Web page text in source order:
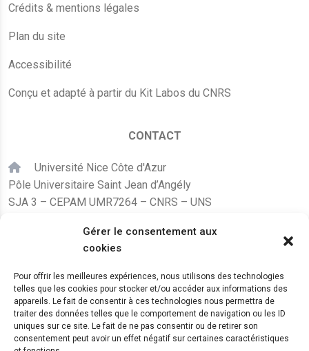
Gérer le consentement aux
cookies
Pour offrir les meilleures expériences, nous utilisons des technologies
telles que les cookies pour stocker et/ou accéder aux informations des
appareils. Le fait de consentir à ces technologies nous permettra de
traiter des données telles que le comportement de navigation ou les ID
uniques sur ce site. Le fait de ne pas consentir ou de retirer son
consentement peut avoir un effet négatif sur certaines caractéristiques
Crédits & mentions légales
Plan du site
Accessibilité
Conçu et adapté à partir du Kit Labos du CNRS
CONTACT
Université Nice Côte d'Azur
Pôle Universitaire Saint Jean d’Angély
SJA 3 – CEPAM UMR7264 – CNRS – UNS
+33 (0)4 89 15 24 08
LE CEPAM EST HÉBERGÉ PAR